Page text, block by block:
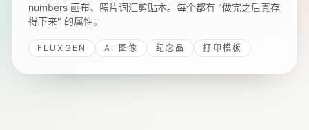
numbers 画布、照片词汇剪贴本。每个都有 "做完之后真存
得下来" 的属性。
FLUXGEN AI 图像 纪念品 打印模板